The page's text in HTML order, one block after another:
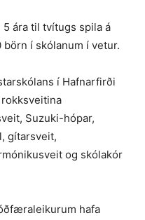
ára til tvítugs spila á
í skólanum í vetur.
í Hafnarfirði
Suzuki-hópar,
gítarsveit,
og skólakór
hafa